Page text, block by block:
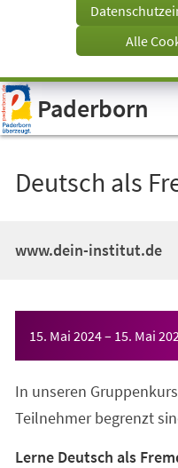
Visuelle
Assistenzsoftware
öffnen.
Alle
Paderborn
Deutsch als
www.dein-institut.de
15. Mai 2024– 15. Mai
In unseren
Teilnehmer begrenzt
Lerne Deutsch als